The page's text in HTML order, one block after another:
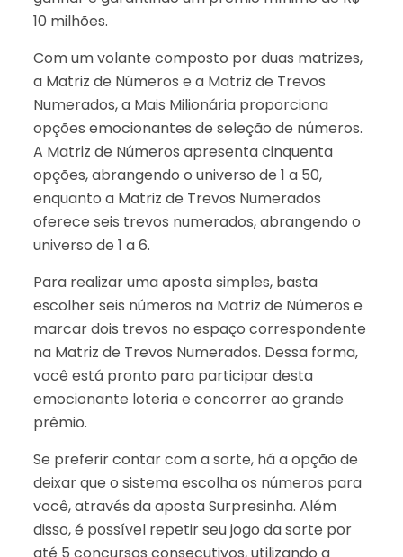
10 milhões.
Com um volante composto por duas matrizes,
a Matriz de Números e a Matriz de Trevos
Numerados, a Mais Milionária proporciona
opções emocionantes de seleção de números.
A Matriz de Números apresenta cinquenta
opções, abrangendo o universo de 1 a 50,
enquanto a Matriz de Trevos Numerados
oferece seis trevos numerados, abrangendo o
universo de 1 a 6.
Para realizar uma aposta simples, basta
escolher seis números na Matriz de Números e
marcar dois trevos no espaço correspondente
na Matriz de Trevos Numerados. Dessa forma,
você está pronto para participar desta
emocionante loteria e concorrer ao grande
prêmio.
Se preferir contar com a sorte, há a opção de
deixar que o sistema escolha os números para
você, através da aposta Surpresinha. Além
disso, é possível repetir seu jogo da sorte por
até 5 concursos consecutivos, utilizando a